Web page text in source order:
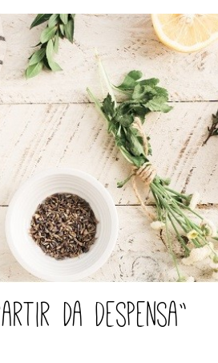
da Despensa”